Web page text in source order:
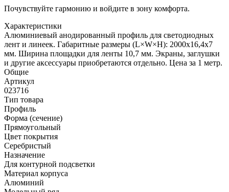
Почувствуйте гармонию и войдите в зону комфорта.
Характеристики
Алюминиевый анодированный профиль для светодиодных
лент и линеек. Габаритные размеры (L×W×H): 2000x16,4x7
мм. Ширина площадки для ленты 10,7 мм. Экраны, заглушки
и другие аксессуары приобретаются отдельно. Цена за 1 метр.
Общие
Артикул
023716
Тип товара
Профиль
Форма (сечение)
Прямоугольный
Цвет покрытия
Серебристый
Назначение
Для контурной подсветки
Материал корпуса
Алюминий